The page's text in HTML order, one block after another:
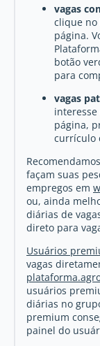
vagas
clique no
página.
botão
para
vagas
interesse
página,
currículo
façam suas
empregos em
ou, ainda
diárias de
direto para
Usuários
vagas
usuários
diárias no
premium
painel do